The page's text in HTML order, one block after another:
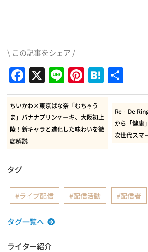
\ この記事をシェア /
Facebook
X LinePinterest
Hatena
有
ちいかわ×東京ばな奈「むちゃう
ま」バナナプリンケーキ、大阪初上
陸！新キャラと進化した味わいを徹
底解説
Re・De
から「健康
次世代スマ
タグ
ライブ配信 配信活動 配信者
タグ一覧へ
ライター紹介